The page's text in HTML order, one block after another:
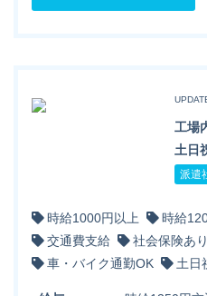
工場
土日
派遣
時給1000円以上 時給
交通費支給
社会保険あり
車・バイク通勤OK
土日